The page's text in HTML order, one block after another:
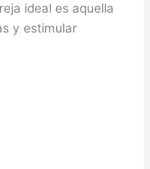
ideal es aquella
y estimular